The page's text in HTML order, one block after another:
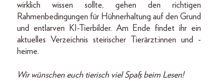
wirklich wissen sollte, gehen den richtigen
Rahmenbedingungen für Hühnerhaltung auf den Grund
und entlarven KI-Tierbilder. Am Ende findet ihr ein
aktuelles Verzeichnis steirischer Tierärzt:innen und -
heime.
Wir wünschen euch tierisch viel Spaß beim Lesen!